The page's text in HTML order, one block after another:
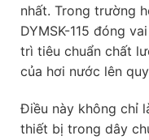
nhất. Trong trường
DYMSK-115 đóng
trì tiêu chuẩn chất
của hơi nước lên
Điều này không chỉ
thiết bị trong dây